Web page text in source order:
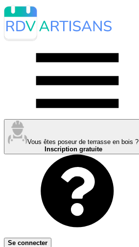
Vous êtes poseur de terrasse en bois ?
Inscription gratuite
Se connecter